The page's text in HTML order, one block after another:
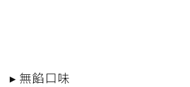
▸ 無餡口味